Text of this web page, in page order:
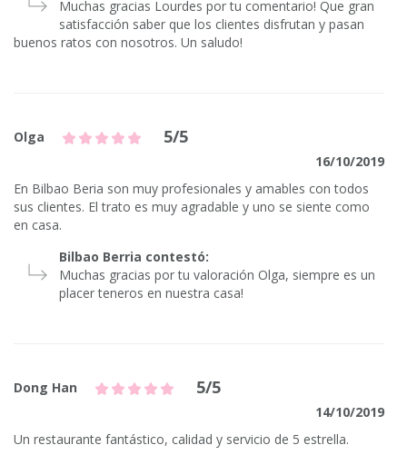
Muchas gracias Lourdes por tu comentario! Que gran
satisfacción saber que los clientes disfrutan y pasan
buenos ratos con nosotros. Un saludo!
Olga 5/5
16/10/2019
En Bilbao Beria son muy profesionales y amables con todos
sus clientes. El trato es muy agradable y uno se siente como
en casa.
Bilbao Berria contestó:
Muchas gracias por tu valoración Olga, siempre es un
placer teneros en nuestra casa!
Dong Han 5/5
14/10/2019
Un restaurante fantástico, calidad y servicio de 5 estrella.